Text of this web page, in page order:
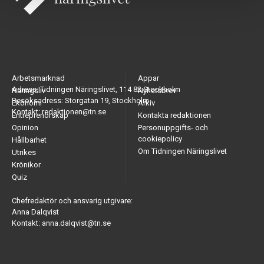
Adress: Tidningen Näringslivet, 114 82 Stockholm
Besöksadress: Storgatan 19, Stockholm
Kontakt: redaktionen@tn.se
Arbetsmarknad
Näringsliv
Ekonomi
Entreprenörskap
Opinion
Hållbarhet
Utrikes
Krönikor
Quiz
Appar
Nyhetsbrev
Arkiv
Kontakta redaktionen
Personuppgifts- och
cookiepolicy
Om Tidningen Näringslivet
Chefredaktör och ansvarig utgivare:
Anna Dalqvist
Kontakt: anna.dalqvist@tn.se